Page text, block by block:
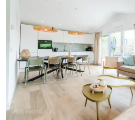
Contact